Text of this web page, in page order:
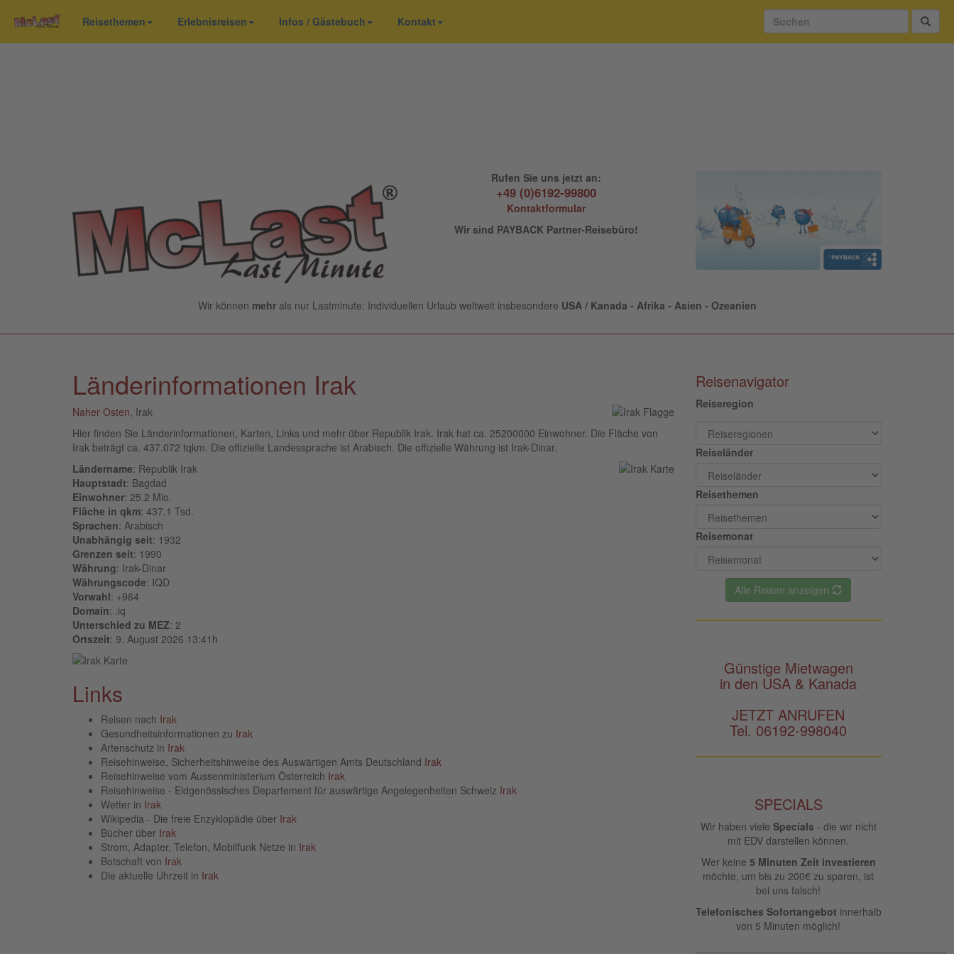
Rufen Sie uns jetzt an:
+49 (0)6192-99800
Kontaktformular
Wir sind PAYBACK Partner-Reisebüro!
Wir können mehrals nur Lastminute: Individuellen Urlaub weltweit insbesondere USA / Kanada - Afrika - Asien - Ozeanien
Reisethemen Erlebnisreisen Infos / Gästebuch Kontakt
Länderinformationen Irak
Naher Osten , Irak
Hier finden Sie Länderinformationen, Karten, Links und mehr über Republik Irak. Irak hat ca. 25200000 Einwohner. Die Fläche von
Irak beträgt ca. 437.072 tqkm. Die offizielle Landessprache ist Arabisch. Die offizielle Währung ist Irak-Dinar.
Ländername: Republik Irak
Hauptstadt: Bagdad
Einwohner: 25.2 Mio.
Fläche in qkm: 437.1 Tsd.
Sprachen: Arabisch
Unabhängig seit: 1932
Grenzen seit: 1990
Währung: Irak-Dinar
Währungscode: IQD
Vorwahl: +964
Domain: .iq
Unterschied zu MEZ: 2
Ortszeit: 9. August 2026 13:41h
Links
Reisen nach Irak
Gesundheitsinformationen zu Irak
Artenschutz in Irak
Reisehinweise, Sicherheitshinweise des Auswärtigen Amts Deutschland Irak
Reisehinweise vom Aussenministerium Österreich Irak
Reisehinweise - Eidgenössisches Departement für auswärtige Angelegenheiten Schweiz Irak
Wetter in Irak
Wikipedia - Die freie Enzyklopädie über Irak
Bücher über Irak
Strom, Adapter, Telefon, Mobilfunk Netze in Irak
Botschaft von Irak
Die aktuelle Uhrzeit in Irak
Reisenavigator
Reiseregion
Reiseländer
Reisethemen
Reisemonat
Alle Reisen anzeigen
Günstige Mietwagen
in den USA & Kanada
JETZT ANRUFEN
Tel. 06192-998040
SPECIALS
Wir haben viele Specials - die wir nicht
mit EDV darstellen können.
Wer keine 5 Minuten Zeit investieren
möchte, um bis zu 200€ zu sparen, ist
bei uns falsch!
Telefonisches Sofortangebot innerhalb
von 5 Minuten möglich!